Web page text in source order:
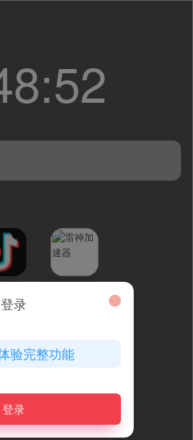
:52
音 雷神加速器
Metacritic
登录
验完整功能
登录